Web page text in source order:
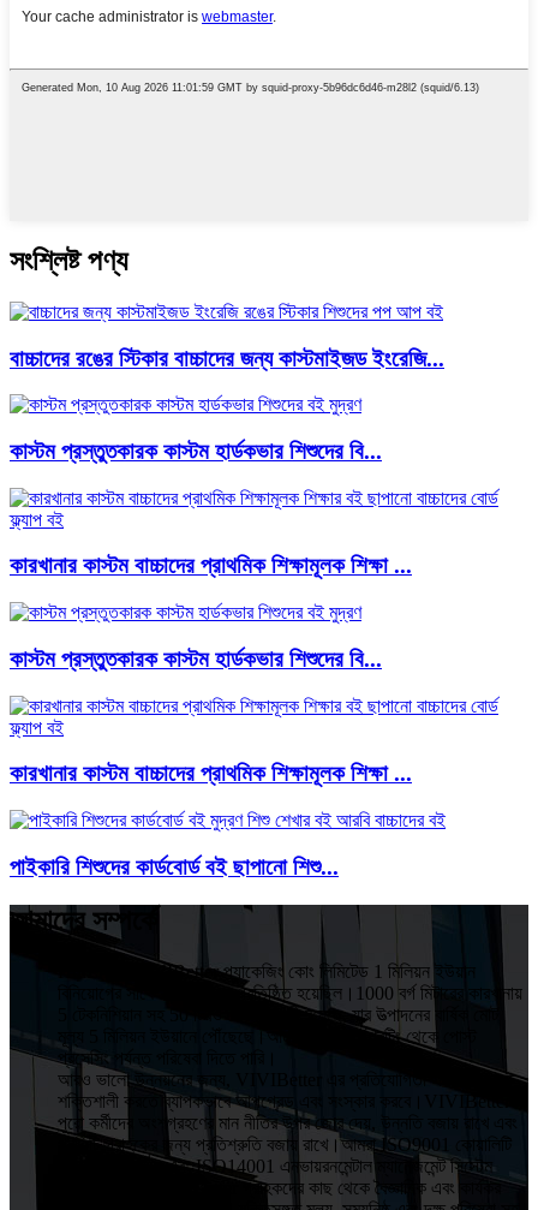
সংশ্লিষ্ট পণ্য
বাচ্চাদের রঙের স্টিকার বাচ্চাদের জন্য কাস্টমাইজড ইংরেজি...
কাস্টম প্রস্তুতকারক কাস্টম হার্ডকভার শিশুদের বি...
কারখানার কাস্টম বাচ্চাদের প্রাথমিক শিক্ষামূলক শিক্ষা ...
কাস্টম প্রস্তুতকারক কাস্টম হার্ডকভার শিশুদের বি...
কারখানার কাস্টম বাচ্চাদের প্রাথমিক শিক্ষামূলক শিক্ষা ...
পাইকারি শিশুদের কার্ডবোর্ড বই ছাপানো শিশু...
আমাদের সম্পর্কে
HuiZhou VIVIBetter প্যাকেজিং কোং লিমিটেড 1 মিলিয়ন ইউয়ান
বিনিয়োগের সাথে 2015 সালে প্রতিষ্ঠিত হয়েছিল।1000 বর্গ মিটারের কারখানায়
5 টেকনিশিয়ান সহ 50 টিরও বেশি কর্মচারী রয়েছে, যার উত্পাদনের বার্ষিক মোট
মূল্য 5 মিলিয়ন ইউয়ানে পৌঁছেছে।আমরা ডিজাইন, প্রিন্টিং থেকে পোস্ট
প্রসেসিং পর্যন্ত পরিষেবা দিতে পারি।
আরও ভালো উন্নয়নের জন্য, VIVIBetter এর প্রতিযোগিতা এবং প্রভাবকে
শক্তিশালী করতে ব্যাপকভাবে আপগ্রেড এবং সংস্কার করবে।VIVIBetter
পুরো কর্মীদের অংশগ্রহণের মান নীতির উপর জোর দেয়, উন্নতি বজায় রাখে এবং
প্রতিটি গ্রাহকের জন্য প্রতিশ্রুতি বজায় রাখে।আমরা ISO9001 কোয়ালিটি
অ্যাসুরেন্স সিস্টেম এবং ISO14001 এনভায়রনমেন্টাল ম্যানেজমেন্ট সিস্টেম
প্রতিষ্ঠা করছি।VIVIBetter গ্রাহকদের কাছ থেকে বৈজ্ঞানিক এবং কার্যকর